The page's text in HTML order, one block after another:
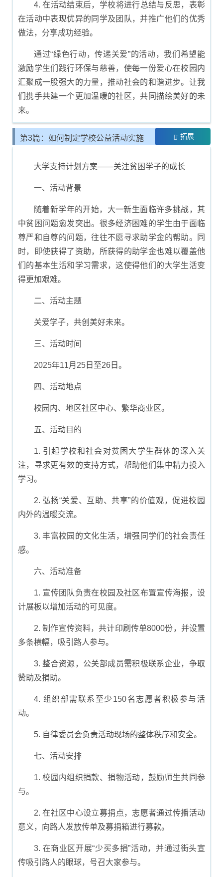
4. 在活动结束后，学校将进行总结与反思，表彰
在活动中表现优异的同学及团队，并推广他们的优秀
做法，分享成功经验。
通过“绿色行动，传递关爱”的活动，我们希望能
激励学生们践行环保与慈善，使每一份爱心在校园内
汇聚成一股强大的力量，推动社会的和谐进步。让我
们携手共建一个更加温暖的社区，共同描绘美好的未
来。
第3篇：如何制定学校公益活动实施 拓展
大学支持计划方案——关注贫困学子的成长
一、活动背景
随着新学年的开始，大一新生面临许多挑战，其
中贫困问题愈发突出。很多经济困难的学生由于面临
尊严和自尊的问题，往往不愿寻求助学金的帮助。同
时，即使获得了资助，所获得的助学金也难以覆盖他
们的基本生活和学习需求，这使得他们的大学生活变
得更加艰难。
二、活动主题
关爱学子，共创美好未来。
三、活动时间
2025年11月25日至26日。
四、活动地点
校园内、地区社区中心、繁华商业区。
五、活动目的
1. 引起学校和社会对贫困大学生群体的深入关
注，寻求更有效的支持方式，帮助他们集中精力投入
学习。
2. 弘扬“关爱、互助、共享”的价值观，促进校园
内外的温暖交流。
3. 丰富校园的文化生活，增强同学们的社会责任
感。
六、活动准备
1. 宣传团队负责在校园及社区布置宣传海报，设
计展板以增加活动的可见度。
2. 制作宣传资料，共计印刷传单8000份，并设置
多条横幅，吸引路人参与。
3. 整合资源，公关部成员需积极联系企业，争取
赞助及捐助。
4. 组织部需联系至少150名志愿者积极参与活
动。
5. 自律委员会负责活动现场的整体秩序和安全。
七、活动安排
1. 校园内组织捐款、捐物活动，鼓励师生共同参
与。
2. 在社区中心设立募捐点，志愿者通过传播活动
意义，向路人发放传单及募捐箱进行募款。
3. 在商业区开展“少买多捐”活动，并通过街头宣
传吸引路人的眼球，号召大家参与。